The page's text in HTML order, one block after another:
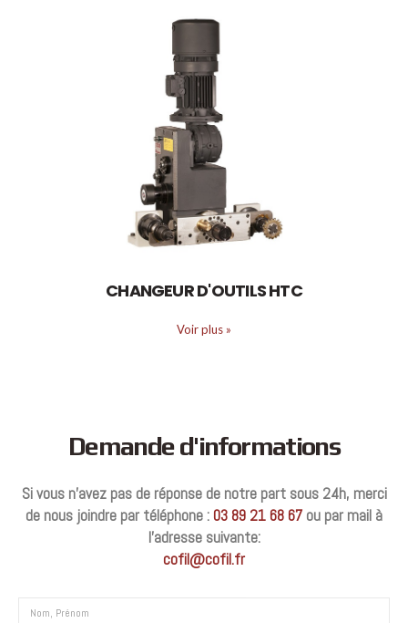
CHANGEUR D'OUTILS HTC
Voir plus »
Demande d'informations
Si vous n’avez pas de réponse de notre part sous 24h, merci
de nous joindre par téléphone : 03 89 21 68 67 ou par mail à
l’adresse suivante:
cofil@cofil.fr